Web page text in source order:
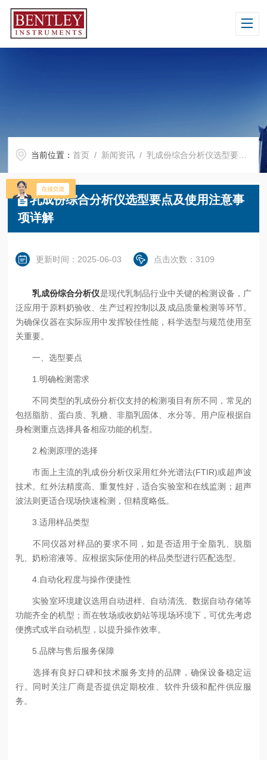
当前位置：首页 / 新闻资讯 / 乳成份综合分析仪选型要点及使用注意事项详解
乳成份综合分析仪选型要点及使用注意事
项详解
更新时间：2025-06-03 点击次数：3109
乳成份综合分析仪是现代乳制品行业中关键的检测设备，广
泛应用于原料奶验收、生产过程控制以及成品质量检测等环节。
为确保仪器在实际应用中发挥较佳性能，科学选型与规范使用至
关重要。
一、选型要点
1.明确检测需求
不同类型的乳成份分析仪支持的检测项目有所不同，常见的
包括脂肪、蛋白质、乳糖、非脂乳固体、水分等。用户应根据自
身检测重点选择具备相应功能的机型。
2.检测原理的选择
市面上主流的乳成份分析仪采用红外光谱法(FTIR)或超声波
技术。红外法精度高、重复性好，适合实验室和在线监测；超声
波法则更适合现场快速检测，但精度略低。
3.适用样品类型
不同仪器对样品的要求不同，如是否适用于全脂乳、脱脂
乳、奶粉溶液等。应根据实际使用的样品类型进行匹配选型。
4.自动化程度与操作便捷性
实验室环境建议选用自动进样、自动清洗、数据自动存储等
功能齐全的机型；而在牧场或收奶站等现场环境下，可优先考虑
便携式或半自动机型，以提升操作效率。
5.品牌与售后服务保障
选择有良好口碑和技术服务支持的品牌，确保设备稳定运
行。同时关注厂商是否提供定期校准、软件升级和配件供应服
务。